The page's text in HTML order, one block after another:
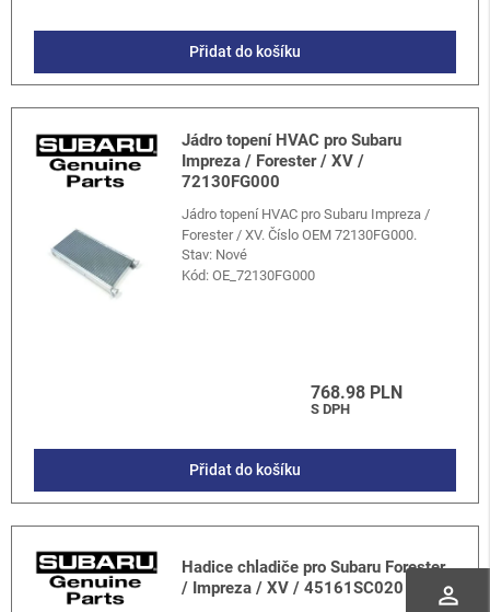
perm_identity
Přidat do košíku
Jádro topení HVAC pro Subaru
Impreza / Forester / XV /
72130FG000
Jádro topení HVAC pro Subaru Impreza /
Forester / XV. Číslo OEM 72130FG000.
Stav: Nové
Kód:OE_72130FG000
768.98 PLN
S DPH
Přidat do košíku
Hadice chladiče pro Subaru Forester
/ Impreza / XV / 45161SC020